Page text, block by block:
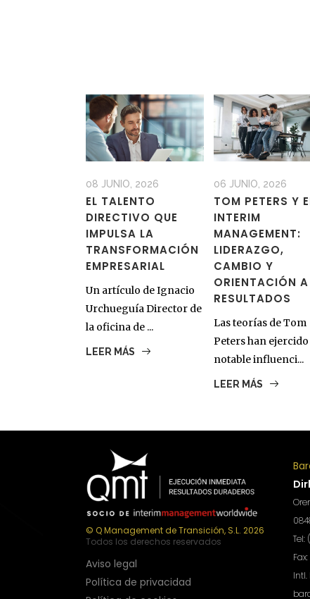
08 JUNIO, 2026
EL TALENTO
DIRECTIVO QUE
IMPULSA LA
TRANSFORMACIÓN
EMPRESARIAL
Un artículo de Ignacio
Urchueguía Director de
la oficina de ...
LEER MÁS
06 JUNIO, 2026
TOM PETERS Y
INTERIM
MANAGEMENT:
LIDERAZGO,
CAMBIO Y
ORIENTACIÓN A
RESULTADOS
Las teorías de Tom
Peters han
notable influenci...
LEER MÁS
© Q Management de Transición, S.L. 2026
Todos los derechos reservados
Aviso legal
Política de privacidad
Tel:
Intl.